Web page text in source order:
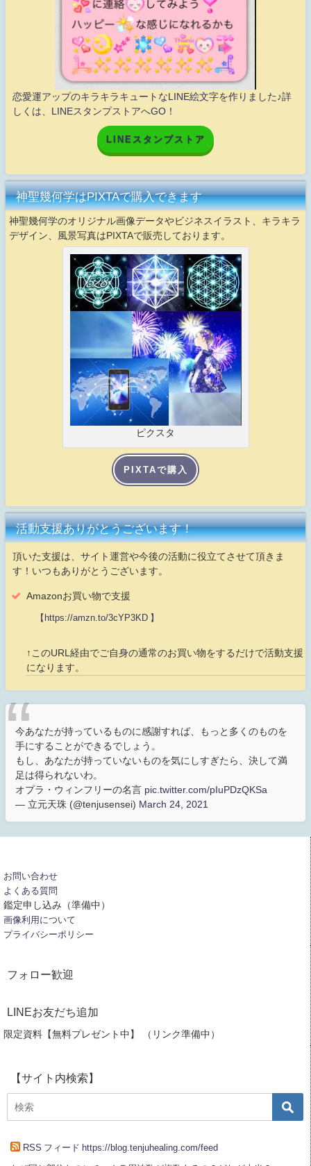
恋愛運アップのキラキラキュートなLINE絵文字を作りました♪詳
しくは、LINEスタンプストアへGO！
LINEスタンプストア
神聖幾何学はPIXTAで購入できます
神聖幾何学のオリジナル画像データやビジネスイラスト、キラキラ
デザイン、風景写真はPIXTAで販売しております。
ピクスタ
PIXTAで購入
活動支援ありがとうございます！
頂いた支援は、サイト運営や今後の活動に役立てさせて頂きま
す！いつもありがとうございます。
Amazonお買い物で支援
【https://amzn.to/3cYP3KD 】
↑このURL経由でご自身の通常のお買い物をするだけで活動支援
になります。
今あなたが持っているものに感謝すれば、もっと多くのものを
手にすることができるでしょう。
もし、あなたが持っていないものを気にしすぎたら、決して満
足は得られないわ。
オプラ・ウィンフリーの名言 pic.twitter.com/pIuPDzQKSa
— 立元天珠 (@tenjusensei) March 24, 2021
お問い合わせ
よくある質問
鑑定申し込み（準備中）
画像利用について
プライバシーポリシー
フォロー歓迎
LINEお友だち追加
限定資料【無料プレゼント中】 （リンク準備中）
【サイト内検索】
RSS フィード https://blog.tenjuhealing.com/feed